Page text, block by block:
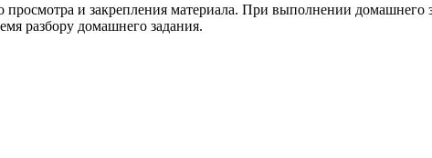
и закрепления материала. При выполнении домашнего
разбору домашнего задания.